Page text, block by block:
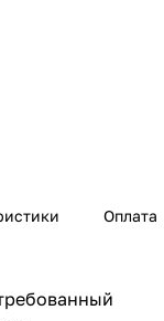
Оплата